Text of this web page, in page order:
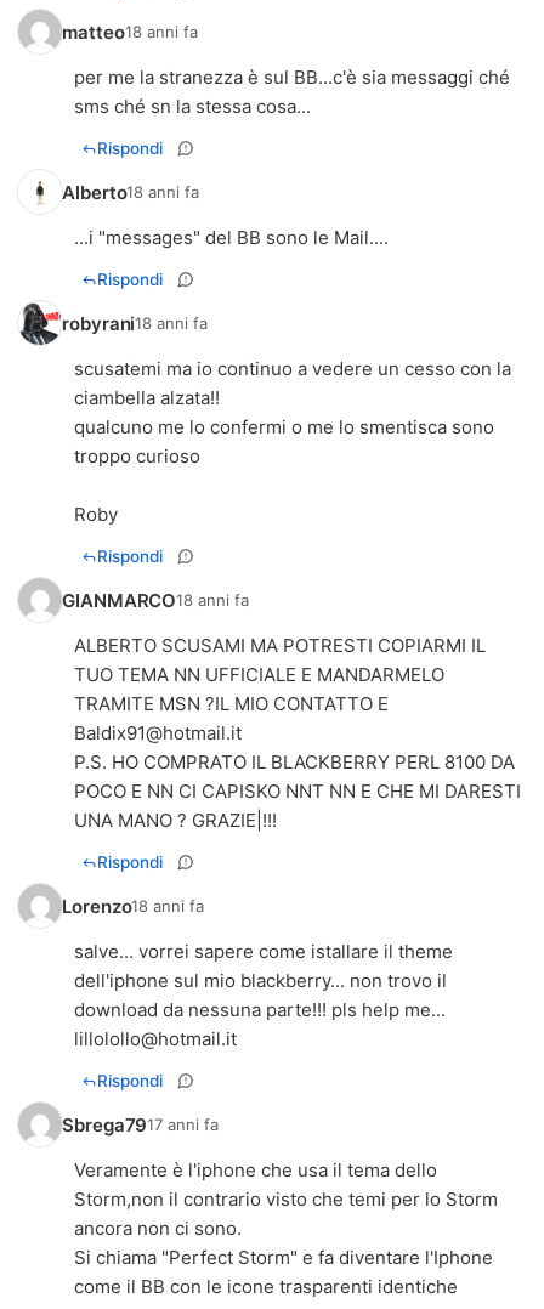
matteo18 anni fa
per me la stranezza è sul BB...c'è sia messaggi ché
sms ché sn la stessa cosa...
Rispondi
Alberto18 anni fa
...i "messages" del BB sono le Mail....
Rispondi
robyrani18 anni fa
scusatemi ma io continuo a vedere un cesso con la
ciambella alzata!!
qualcuno me lo confermi o me lo smentisca sono
troppo curioso
Roby
Rispondi
GIANMARCO18 anni fa
ALBERTO SCUSAMI MA POTRESTI COPIARMI IL
TUO TEMA NN UFFICIALE E MANDARMELO
TRAMITE MSN ?IL MIO CONTATTO E
Baldix91@hotmail.it
P.S. HO COMPRATO IL BLACKBERRY PERL 8100 DA
POCO E NN CI CAPISKO NNT NN E CHE MI DARESTI
UNA MANO ? GRAZIE|!!!
Rispondi
Lorenzo18 anni fa
salve... vorrei sapere come istallare il theme
dell'iphone sul mio blackberry... non trovo il
download da nessuna parte!!! pls help me...
lillolollo@hotmail.it
Rispondi
Sbrega7917 anni fa
Veramente è l'iphone che usa il tema dello
Storm,non il contrario visto che temi per lo Storm
ancora non ci sono.
Si chiama "Perfect Storm" e fa diventare l'Iphone
come il BB con le icone trasparenti identiche